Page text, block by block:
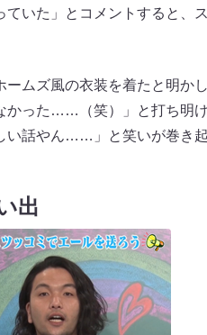
ていた」とコメントすると、
ムズ風の衣装を着たと明か
かった……（笑）」と打ち明
い話やん……」と笑いが巻き起
出